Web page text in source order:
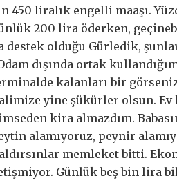
450 liralık engelli maaşı.
200 lira öderken,
destek olduğu Gürledik,
dışında ortak
kalanları bir
yine şükürler olsun. Ev
kira almazdım.
alamıyoruz, peynir
memleket bitti.
Günlük beş bin lira